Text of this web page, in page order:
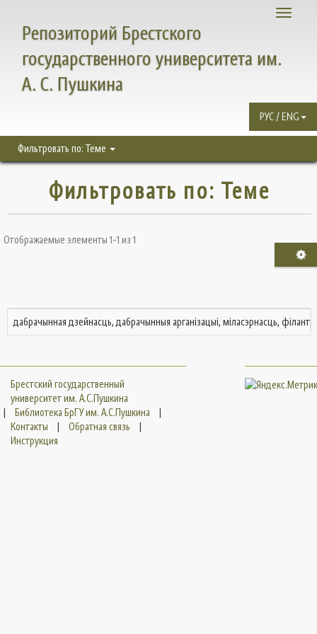
Toggle
Репозиторий Брестского
государственного университета им.
А. С. Пушкина
РУС / ENG
Фильтровать по: Теме
Фильтровать по: Теме
Отображаемые элементы 1-1 из 1
дабрачынная дзейнасць, дабрачынныя арганізацыі, міласэрнасць,
Брестский государственный
университет им. А.С.Пушкина
|
Библиотека БрГУ им. А.С.Пушкина
|
Контакты
| Обратная связь
|
Инструкция